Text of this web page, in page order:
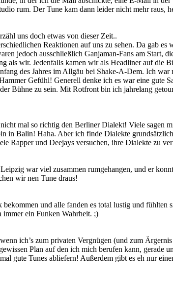
rum. Der Tune kam dann leider nicht mehr raus,
uns doch etwas von dieser Zeit..
Reaktionen auf uns zu sehen. Da gab
jedoch ausschließlich Ganjaman-Fans am Start,
als wir. Jedenfalls kamen wir als Headliner auf die
des Jahres im Allgäu bei Shake-A-Dem. Ich
Gefühl! Generell denke ich es war eine gute
Bühne zu sein. Mit Rotfront bin ich jahrelang
mal so richtig den Berliner Dialekt! Viele sagen
in Balin! Haha. Aber ich finde Dialekte
Rapper und Deejays versuchen, ihre Dialekte zu
war viel zusammen rumgehangen, und er
wir nen Tune draus!
und alle fanden es total lustig und fühlten
immer ein Funken Wahrheit. ;)
ich’s zum privaten Vergnügen (und zum
Plan auf den ich mich berufen kann, gerade
gute Tunes abliefern! Außerdem gibt es eh nur